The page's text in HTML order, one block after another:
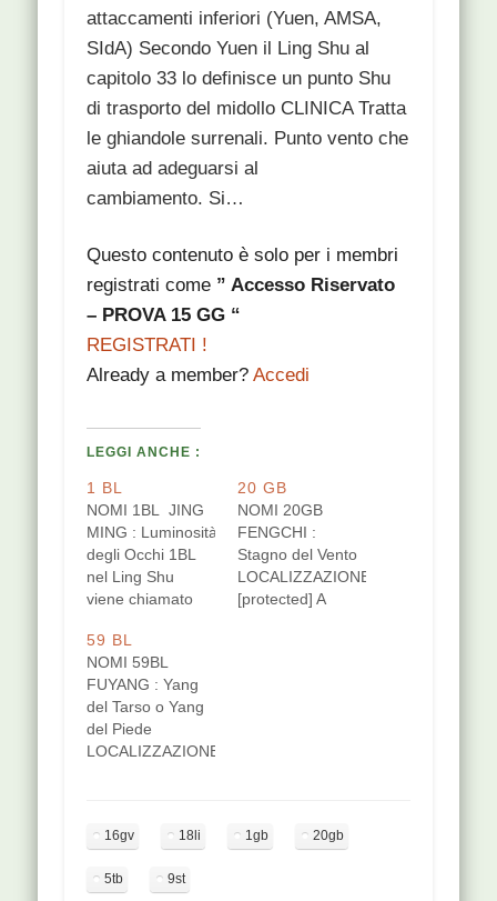
attaccamenti inferiori (Yuen, AMSA,
SIdA) Secondo Yuen il Ling Shu al
capitolo 33 lo definisce un punto Shu
di trasporto del midollo CLINICA Tratta
le ghiandole surrenali. Punto vento che
aiuta ad adeguarsi al
cambiamento. Si…
Questo contenuto è solo per i membri
registrati come ” Accesso Riservato
– PROVA 15 GG “
REGISTRATI !
Already a member?Accedi
LEGGI ANCHE :
1 BL
NOMI 1BL JING
MING : Luminosità
degli Occhi 1BL
nel Ling Shu
viene chiamato
l'apertura dello
yang che irrompe
(surging yang);
anche il punto
42ST ha nome
Chong yang. Li
stomaco e della
trasporta i fluidi
20 GB
NOMI 20GB
FENGCHI :
Stagno del Vento
LOCALIZZAZIONE
[protected] A
Puntura
59 BL
NOMI 59BL
FUYANG : Yang
del Tarso o Yang
del Piede
LOCALIZZAZIONE
gamba, 3
margine
16gv 18li 1gb 20gb
5tb 9st